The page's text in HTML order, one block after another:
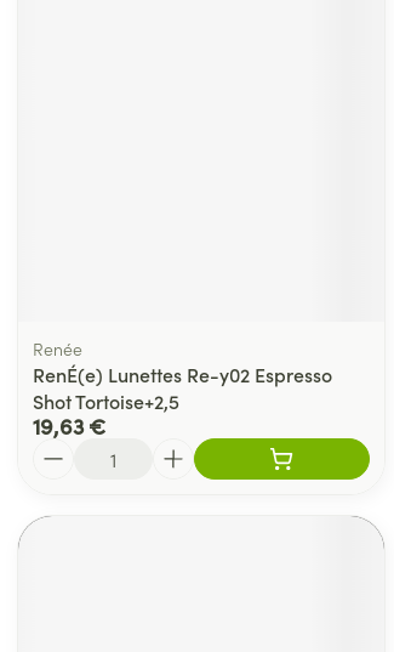
Renée
RenÉ(e) Lunettes Re-y02 Espresso
Shot Tortoise+2,5
19,63 €